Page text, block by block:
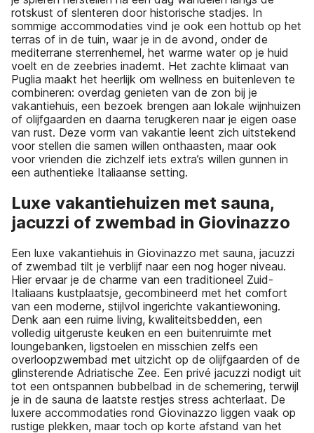
rotskust of slenteren door historische stadjes. In
sommige accommodaties vind je ook een hottub op het
terras of in de tuin, waar je in de avond, onder de
mediterrane sterrenhemel, het warme water op je huid
voelt en de zeebries inademt. Het zachte klimaat van
Puglia maakt het heerlijk om wellness en buitenleven te
combineren: overdag genieten van de zon bij je
vakantiehuis, een bezoek brengen aan lokale wijnhuizen
of olijfgaarden en daarna terugkeren naar je eigen oase
van rust. Deze vorm van vakantie leent zich uitstekend
voor stellen die samen willen onthaasten, maar ook
voor vrienden die zichzelf iets extra’s willen gunnen in
een authentieke Italiaanse setting.
Luxe vakantiehuizen met sauna,
jacuzzi of zwembad in Giovinazzo
Een luxe vakantiehuis in Giovinazzo met sauna, jacuzzi
of zwembad tilt je verblijf naar een nog hoger niveau.
Hier ervaar je de charme van een traditioneel Zuid-
Italiaans kustplaatsje, gecombineerd met het comfort
van een moderne, stijlvol ingerichte vakantiewoning.
Denk aan een ruime living, kwaliteitsbedden, een
volledig uitgeruste keuken en een buitenruimte met
loungebanken, ligstoelen en misschien zelfs een
overloopzwembad met uitzicht op de olijfgaarden of de
glinsterende Adriatische Zee. Een privé jacuzzi nodigt uit
tot een ontspannen bubbelbad in de schemering, terwijl
je in de sauna de laatste restjes stress achterlaat. De
luxere accommodaties rond Giovinazzo liggen vaak op
rustige plekken, maar toch op korte afstand van het